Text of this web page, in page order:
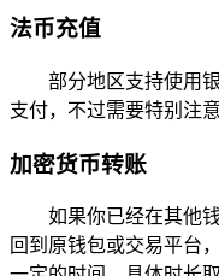
法币充值
部分地区支持使用
支付，不过需要特别注
加密货币转账
如果你已经在其他
回到原钱包或交易平台